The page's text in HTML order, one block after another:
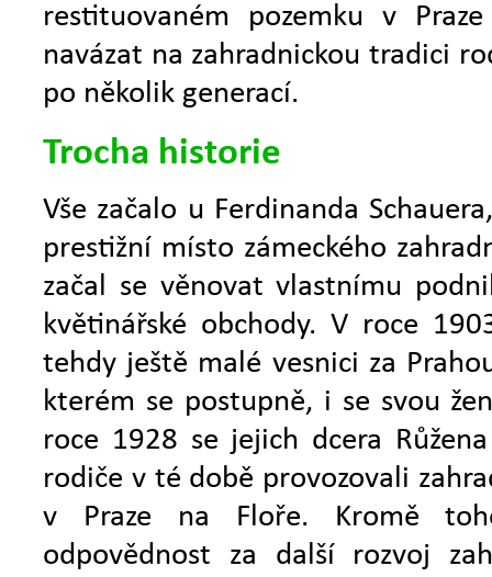
restituovaném pozemku v
navázat na zahradnickou tradici
po několik generací.
Trocha historie
Vše začalo u Ferdinanda
prestižní místo zámeckého
začal se věnovat vlastnímu
květinářské obchody. V roce
tehdy ještě malé vesnici za
kterém se postupně, i se svou
roce 1928 se jejich dcera
rodiče v té době provozovali
v Praze na Floře. Kromě
odpovědnost za další rozvoj